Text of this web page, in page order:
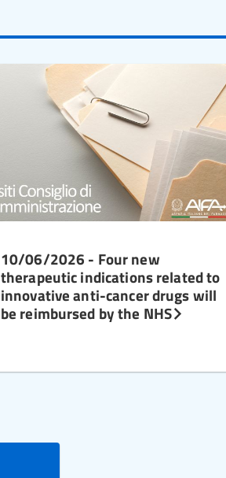
10/06/2026 - Four new
therapeutic indications related to
innovative anti-cancer drugs will
be reimbursed by the NHS